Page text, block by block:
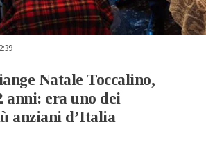
Natale Toccalino,
anni: era uno dei
anziani d’Italia